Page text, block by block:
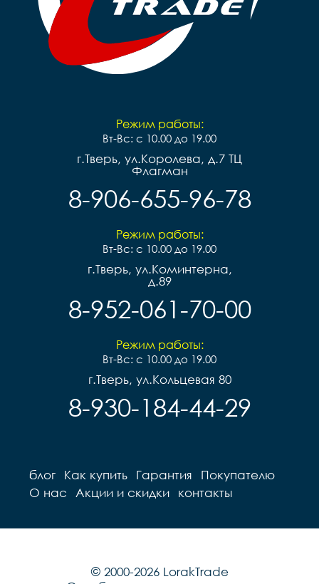
Режим работы:
Вт-Вс: с 10.00 до 19.00
г.Тверь, ул.Королева, д.7 ТЦ
Флагман
8-906-655-96-78
Режим работы:
Вт-Вс: с 10.00 до 19.00
г.Тверь, ул.Коминтерна,
д.89
8-952-061-70-00
Режим работы:
Вт-Вс: с 10.00 до 19.00
г.Тверь, ул.Кольцевая 80
8-930-184-44-29
блог Как купить Гарантия
Покупателю
О нас
Акции и скидки контакты
© 2000-2026 LorakTrade